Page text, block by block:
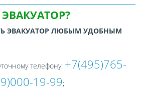
ЭВАКУАТОР ЛЮБЫМ УДОБНЫМ
телефону: +7(495)765-
19-99;